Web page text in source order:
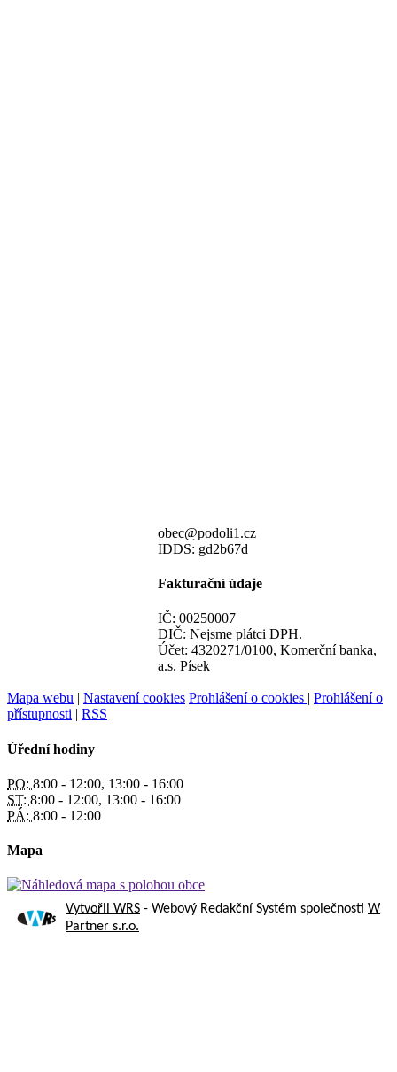
obec@podoli1.cz
IDDS: gd2b67d
Fakturační údaje
IČ: 00250007
DIČ: Nejsme plátci DPH.
Účet: 4320271/0100, Komerční banka,
a.s. Písek
Mapa webu | Nastavení cookies Prohlášení o cookies | Prohlášení o
přístupnosti | RSS
Úřední hodiny
PO: 8:00 - 12:00, 13:00 - 16:00
ST: 8:00 - 12:00, 13:00 - 16:00
PÁ: 8:00 - 12:00
Mapa
Vytvořil WRS - Webový Redakční Systém společnosti W
Partner s.r.o.